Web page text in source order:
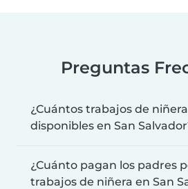
Preguntas
¿Cuántos trabajos de
disponibles en San
¿Cuánto pagan los padres
trabajos de niñera en San